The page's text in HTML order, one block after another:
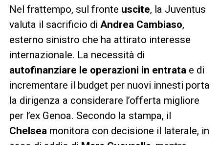
Nel frattempo, sul fronte uscite, la Juventus
valuta il sacrificio di Andrea Cambiaso,
esterno sinistro che ha attirato interesse
internazionale. La necessità di
autofinanziare le operazioni in entratae di
incrementare il budget per nuovi innesti porta
la dirigenza a considerare l’offerta migliore
per l’ex Genoa. Secondo la stampa, il
Chelseamonitora con decisione il laterale, in